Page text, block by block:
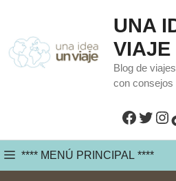
contenido
UNA
VIAJE
Blog de
con consejos
**** MENÚ PRINCIPAL ****